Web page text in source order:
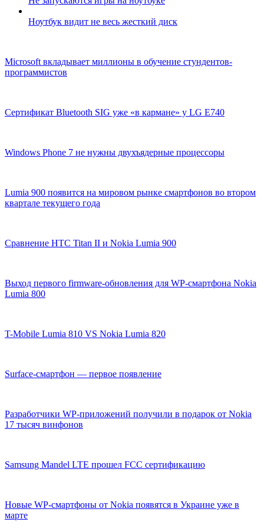
Ноутбук видит не весь жесткий диск
Microsoft вкладывает миллионы в обучение стундентов-
программистов
Сертификат Bluetooth SIG уже «в кармане» у LG E740
Windows Phone 7 не нужны двухъядерные процессоры
Lumia 900 появится на мировом рынке смартфонов во втором
квартале текущего года
Сравнение HTC Titan II и Nokia Lumia 900
Выход первого firmware-обновления для WP-смартфона Nokia
Lumia 800
T-Mobile Lumia 810 VS Nokia Lumia 820
Surface-смартфон — первое появление
Разработчики WP-приложений получили в подарок от Nokia
17 тысяч винфонов
Samsung Mandel LTE прошел FCC сертификацию
Новые WP-смартфоны от Nokia появятся в Украине уже в
марте